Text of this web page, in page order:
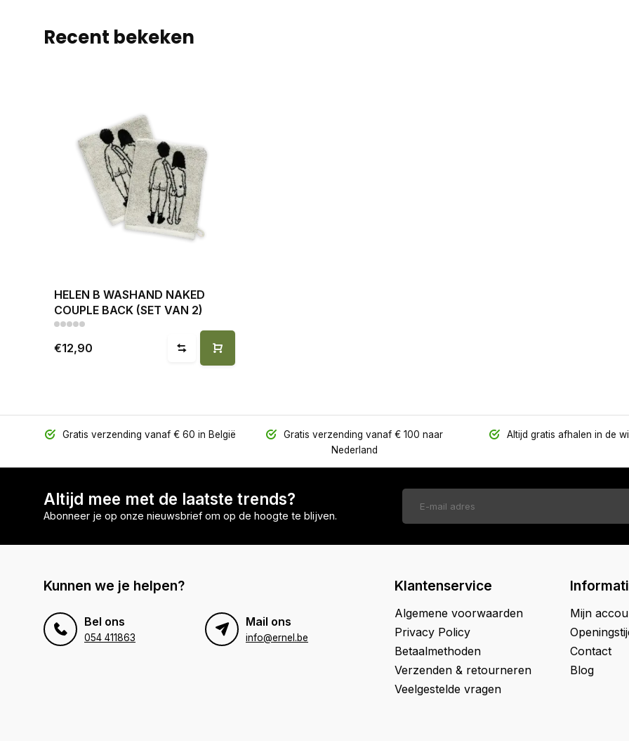
Recent bekeken
HELEN B WASHAND NAKED
COUPLE BACK (SET VAN 2)
€12,90
Gratis verzending vanaf € 60 in België
Gratis verzending vanaf € 100 naar
Nederland
Altijd gratis afhalen in de
Altijd mee met de laatste trends?
Abonneer je op onze nieuwsbrief om op de hoogte te blijven.
Kunnen we je helpen?
Bel ons
054 411863
Mail ons
info@ernel.be
Klantenservice
Algemene voorwaarden
Privacy Policy
Betaalmethoden
Verzenden & retourneren
Veelgestelde vragen
Mijn
Contact
Blog